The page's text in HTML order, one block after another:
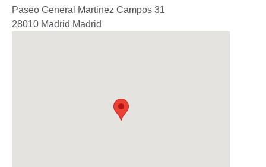
Paseo General Martinez Campos 31
28010 Madrid Madrid